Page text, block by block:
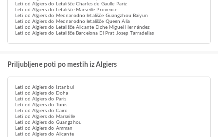
Leti od Algiers do Letališče Charles de Gaulle Pariz
Leti od Algiers do Letališče Marseille Provence
Leti od Algiers do Mednarodno letališče Guangzhou Baiyun
Leti od Algiers do Mednarodno letališče Queen Alia
Leti od Algiers do Letališče Alicante Elche Miguel Hernández
Leti od Algiers do Letališče Barcelona El Prat Josep Tarradellas
Priljubljene poti po mestih iz Algiers
Leti od Algiers do Istanbul
Leti od Algiers do Doha
Leti od Algiers do Paris
Leti od Algiers do Tunis
Leti od Algiers do Cairo
Leti od Algiers do Marseille
Leti od Algiers do Guangzhou
Leti od Algiers do Amman
Leti od Algiers do Alicante